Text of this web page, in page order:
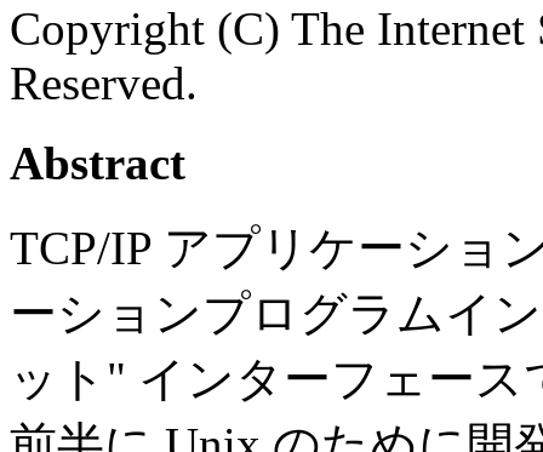
Copyright (C) The
Reserved.
Abstract
TCP/IP アプリケーショ
ーションプログラムイ
ット" インターフェース